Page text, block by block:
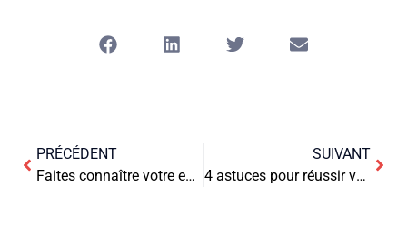
PRÉCÉDENT
Faites connaître votre entreprise
SUIVANT
4 astuces pour réussir votre présence sur un salon